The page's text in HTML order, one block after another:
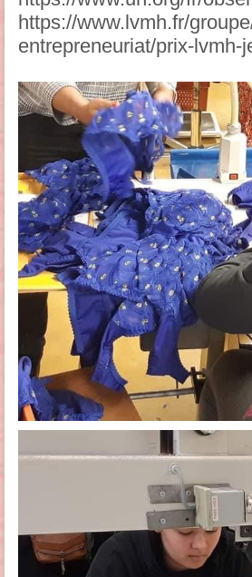
https://www.lvmh.fr/
entrepreneuriat/prix-